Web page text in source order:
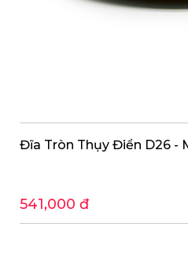
Đĩa Tròn Thụy Điển D26 -
541,000 đ